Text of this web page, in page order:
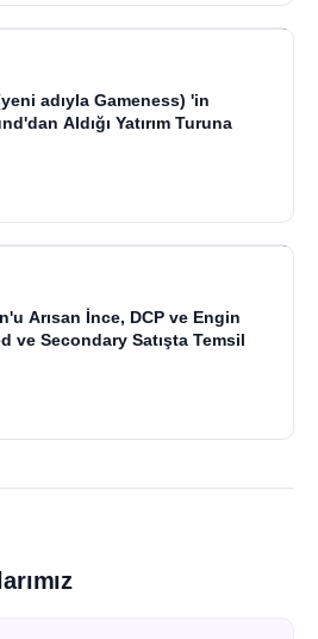
adıyla Gameness) 'in
Aldığı Yatırım Turuna
Arısan İnce, DCP ve Engin
ve Secondary Satışta Temsil